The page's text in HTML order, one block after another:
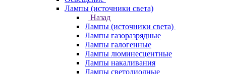
Лампы (источники света)
Назад
Лампы (источники света)
Лампы газоразрядные
Лампы галогенные
Лампы люминесцентные
Лампы накаливания
Лампы светодиодные